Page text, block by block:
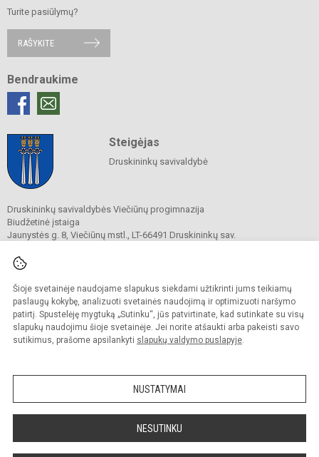
Šioje svetainėje naudojame slapukus siekdami užtikrinti jums teikiamų
paslaugų kokybę, analizuoti svetainės naudojimą ir optimizuoti naršymo
patirtį. Spustelėję mygtuką „Sutinku“, jūs patvirtinate, kad sutinkate su visų
slapukų naudojimu šioje svetainėje. Jei norite atšaukti arba pakeisti savo
sutikimus, prašome apsilankyti slapukų valdymo puslapyje.
NUSTATYMAI
NESUTINKU
Turite pasiūlymų?
RAŠYKITE
Bendraukime
Steigėjas
Druskininkų savivaldybė
Druskininkų savivaldybės Viečiūnų progimnazija
Biudžetinė įstaiga
Jaunystės g. 8, Viečiūnų mstl., LT-66491 Druskininkų sav.
El. p.
Duomenys kaupiami ir saugomi
Juridinių asmenų registre
Įstaigos kodas 190108418
El. pristatymo dėžutės adresas 190108418
Kopijuoti turinį be raštiško progimnazijos sutikimo griežtai draudžiama.
Prieinamumo paraiška Slapukų valdymas
Sumanus būdas atnaujinti